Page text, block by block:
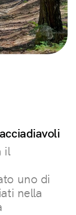
il
uno di
nella